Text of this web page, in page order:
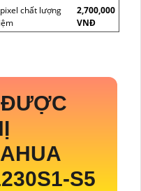
chất lượng
2,700,000
VNĐ
ĐƯỢC
S5